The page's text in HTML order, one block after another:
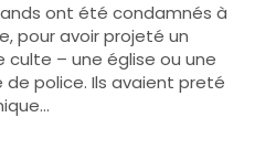
ont été condamnés à
pour avoir projeté un
– une église ou une
police. Ils avaient preté